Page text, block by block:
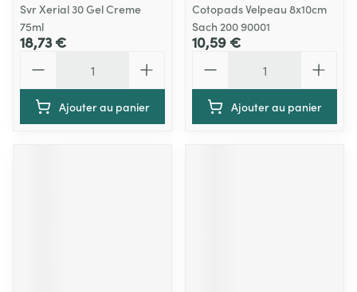
Svr Xerial 30 Gel Creme
75ml
18,73 €
Ajouter au panier
Cotopads Velpeau 8x10cm
Sach 200 90001
10,59 €
Ajouter au panier